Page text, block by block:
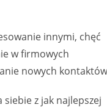
innymi, chęć
w firmowych
nowych
z jak najlepszej